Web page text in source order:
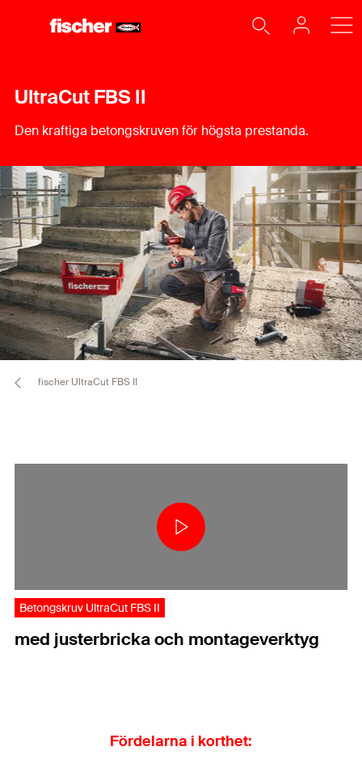
UltraCut FBS II
Den kraftiga betongskruven för högsta prestanda.
fischer UltraCut FBS II
Betongskruv UltraCut FBS II
med justerbricka och montageverktyg
Fördelarna i korthet: